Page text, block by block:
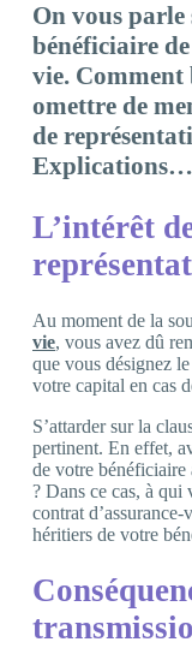
On vous parle
bénéficiaire
vie. Comment
omettre de
de
Explications…
L’intérêt
Au moment de la
vie, vous avez dû
que vous désignez
votre capital en cas
S’attarder sur la
pertinent. En effet,
de votre bénéficiaire
? Dans ce cas, à qui
contrat
héritiers de votre